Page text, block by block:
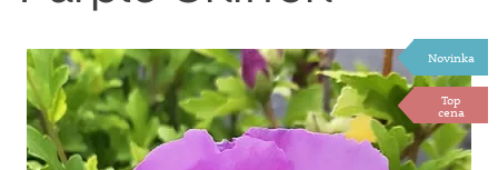
Novinka
Top
cena